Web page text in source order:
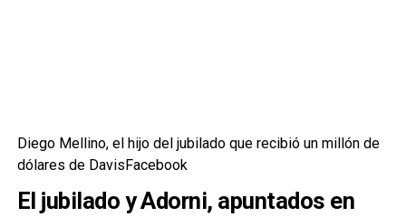
Diego Mellino, el hijo del jubilado que recibió un millón de
dólares de DavisFacebook
El jubilado y Adorni, apuntados en